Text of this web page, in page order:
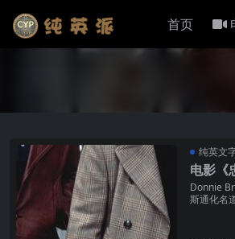
首页
纯英文
电影《
Donnie
斯通化名